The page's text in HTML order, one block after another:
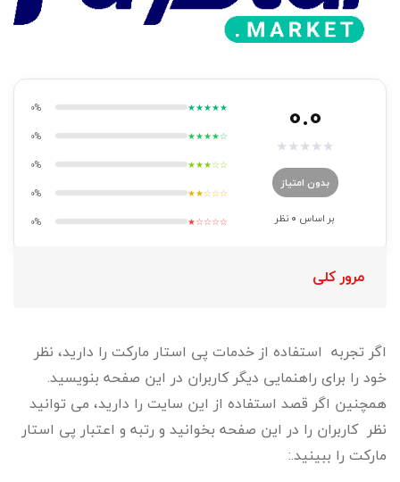
0.0
★
★
★
★
★
بدون امتیاز
بر اساس 0 نظر
★★★★★
0%
★★★★☆
0%
★★★☆☆
0%
★★☆☆☆
0%
★☆☆☆☆
0%
مرور کلی
اگر تجربه استفاده از خدمات پی استار مارکت را دارید، نظر
خود را برای راهنمایی دیگر کاربران در این صفحه بنویسید.
همچنین اگر قصد استفاده از این سایت را دارید، می توانید
نظر کاربران را در این صفحه بخوانید و رتبه و اعتبار پی‌ استار
مارکت را ببینید.: